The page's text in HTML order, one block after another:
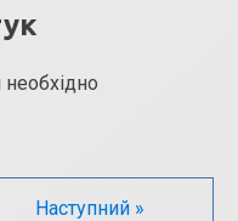
Наступний »